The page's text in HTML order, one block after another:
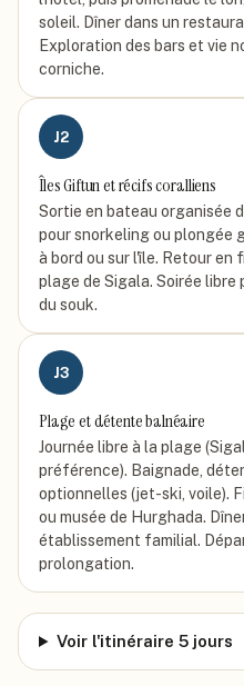
soleil. Dîner dans un
Exploration des bars et vie
corniche.
J2
Îles Giftun et récifs coralliens
Sortie en bateau organisée
pour snorkeling ou plongée
à bord ou sur l'île. Retour en
plage de Sigala. Soirée
du souk.
J3
Plage et détente balnéaire
Journée libre à la plage
préférence). Baignade,
optionnelles (jet-ski, voile).
ou musée de Hurghada.
établissement familial.
prolongation.
Voir l'itinéraire 5 jours